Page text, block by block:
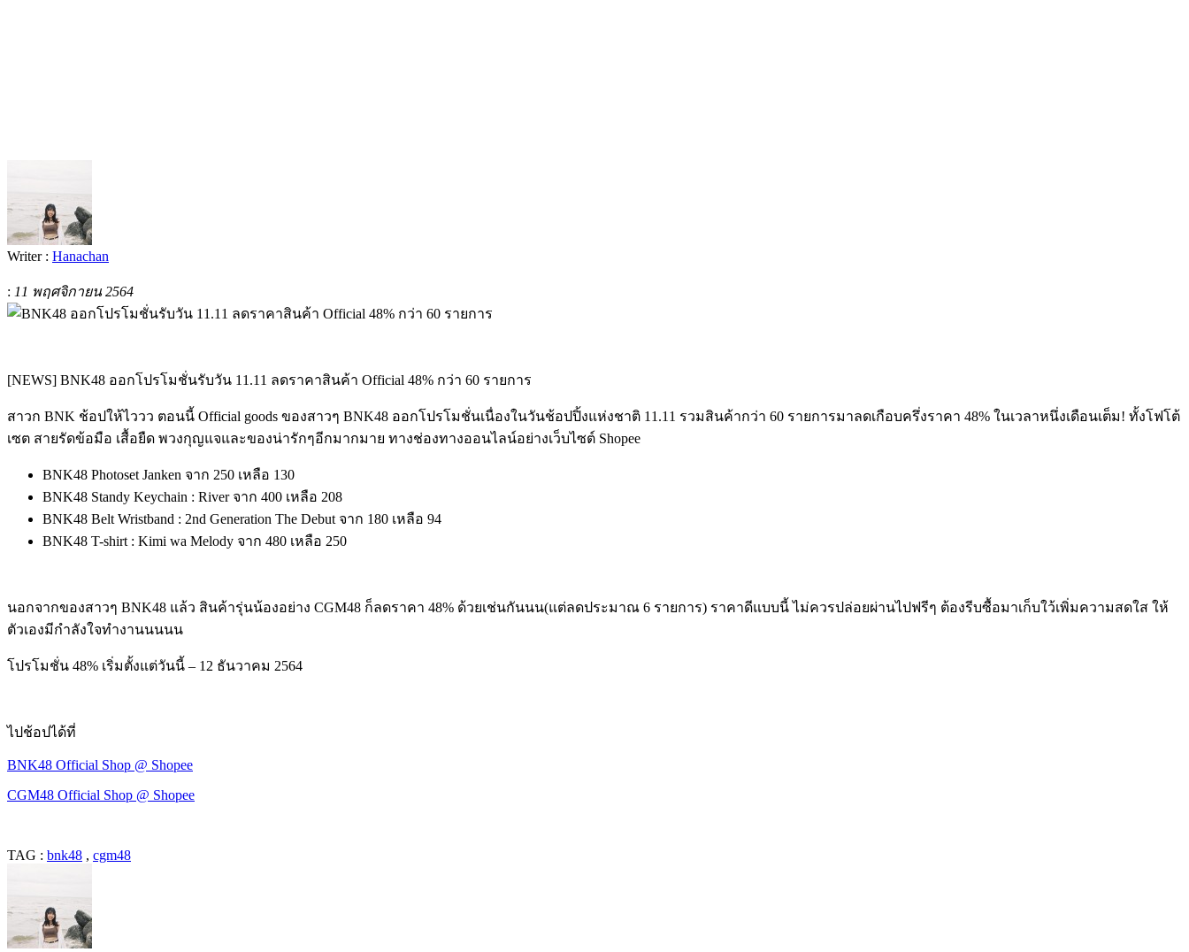
Writer : Hanachan
: 11 พฤศจิกายน 2564
[NEWS] BNK48 ออกโปรโมชั่นรับวัน 11.11 ลดราคาสินค้า Official 48% กว่า 60 รายการ
สาวก BNK ช้อปให้ไววว ตอนนี้ Official goods ของสาวๆ BNK48 ออกโปรโมชั่นเนื่องในวันช้อปปิ้งแห่งชาติ 11.11 รวมสินค้ากว่า 60 รายการมาลดเกือบครึ่งราคา 48% ในเวลาหนึ่งเดือนเต็ม! ทั้งโฟโต้
เซต สายรัดข้อมือ เสื้อยืด พวงกุญแจและของน่ารักๆอีกมากมาย ทางช่องทางออนไลน์อย่างเว็บไซต์ Shopee
BNK48 Photoset Janken จาก 250 เหลือ 130
BNK48 Standy Keychain : River จาก 400 เหลือ 208
BNK48 Belt Wristband : 2nd Generation The Debut จาก 180 เหลือ 94
BNK48 T-shirt : Kimi wa Melody จาก 480 เหลือ 250
นอกจากของสาวๆ BNK48 แล้ว สินค้ารุ่นน้องอย่าง CGM48 ก็ลดราคา 48% ด้วยเช่นกันนน(แต่ลดประมาณ 6 รายการ) ราคาดีแบบนี้ ไม่ควรปล่อยผ่านไปฟรีๆ ต้องรีบซื้อมาเก็บใว้เพิ่มความสดใส ให้
ตัวเองมีกำลังใจทำงานนนนน
โปรโมชั่น 48% เริ่มตั้งแต่วันนี้ – 12 ธันวาคม 2564
ไปช้อปได้ที่
BNK48 Official Shop @ Shopee
CGM48 Official Shop @ Shopee
TAG : bnk48 , cgm48